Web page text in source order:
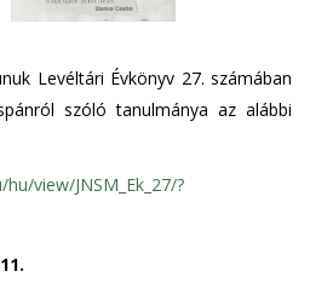
Levéltári Évkönyv 27. számában
szóló tanulmánya az alábbi
view/JNSM_Ek_27/?